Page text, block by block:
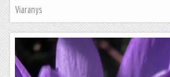
Viaranys